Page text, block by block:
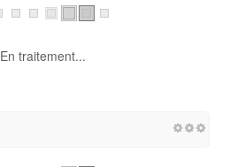
En traitement...